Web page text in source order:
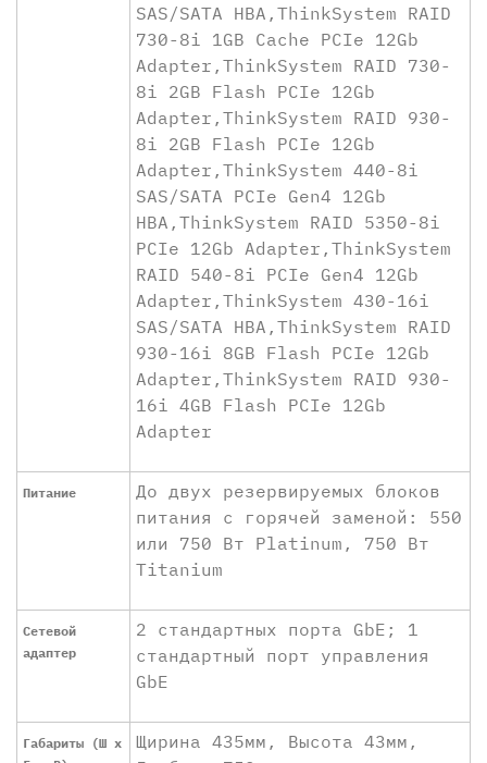
SAS/SATA HBA,ThinkSystem RAID
730-8i 1GB Cache PCIe 12Gb
Adapter,ThinkSystem RAID 730-
8i 2GB Flash PCIe 12Gb
Adapter,ThinkSystem RAID 930-
8i 2GB Flash PCIe 12Gb
Adapter,ThinkSystem 440-8i
SAS/SATA PCIe Gen4 12Gb
HBA,ThinkSystem RAID 5350-8i
PCIe 12Gb Adapter,ThinkSystem
RAID 540-8i PCIe Gen4 12Gb
Adapter,ThinkSystem 430-16i
SAS/SATA HBA,ThinkSystem RAID
930-16i 8GB Flash PCIe 12Gb
Adapter,ThinkSystem RAID 930-
16i 4GB Flash PCIe 12Gb
Adapter
Питание
До двух резервируемых блоков
питания с горячей заменой: 550
или 750 Вт Platinum, 750 Вт
Titanium
Сетевой
адаптер
2 стандартных порта GbE; 1
стандартный порт управления
GbE
Габариты (Ш x
Щирина 435мм, Высота 43мм,